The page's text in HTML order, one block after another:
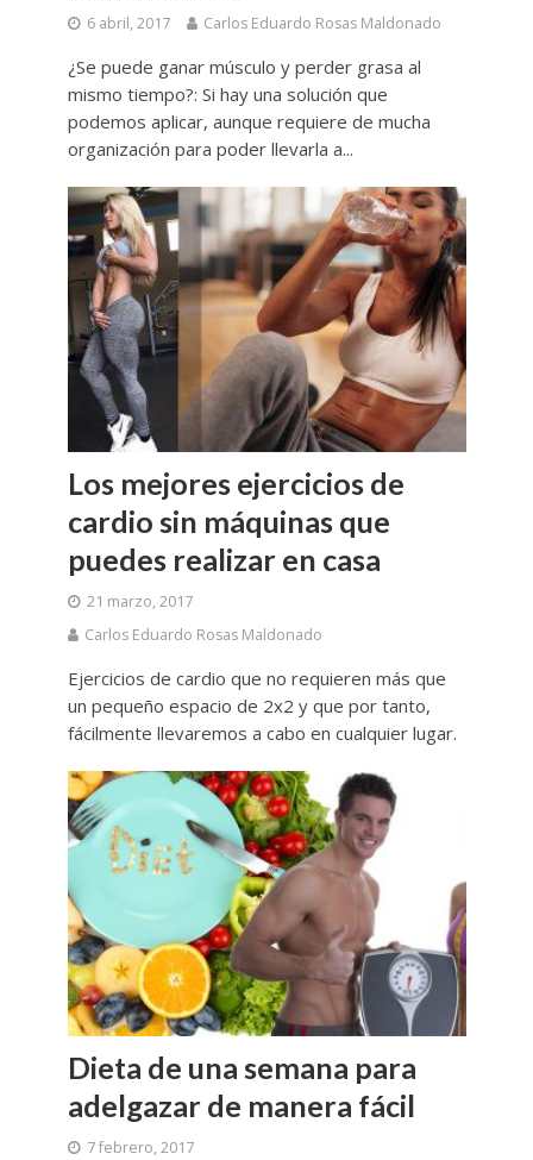
6 abril, 2017 Carlos Eduardo Rosas Maldonado
¿Se puede ganar músculo y perder grasa al
mismo tiempo?: Si hay una solución que
podemos aplicar, aunque requiere de mucha
organización para poder llevarla a...
Los mejores ejercicios de
cardio sin máquinas que
puedes realizar en casa
21 marzo, 2017
Carlos Eduardo Rosas Maldonado
Ejercicios de cardio que no requieren más que
un pequeño espacio de 2x2 y que por tanto,
fácilmente llevaremos a cabo en cualquier lugar.
Dieta de una semana para
adelgazar de manera fácil
7 febrero, 2017